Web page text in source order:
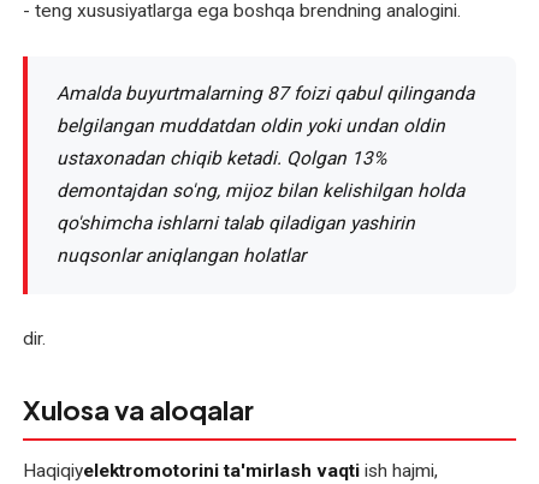
- teng xususiyatlarga ega boshqa brendning analogini.
Amalda buyurtmalarning 87 foizi qabul qilinganda
belgilangan muddatdan oldin yoki undan oldin
ustaxonadan chiqib ketadi. Qolgan 13%
demontajdan so'ng, mijoz bilan kelishilgan holda
qo'shimcha ishlarni talab qiladigan yashirin
nuqsonlar aniqlangan holatlar
dir.
Xulosa va aloqalar
Haqiqiyelektromotorini ta'mirlash vaqti ish hajmi,